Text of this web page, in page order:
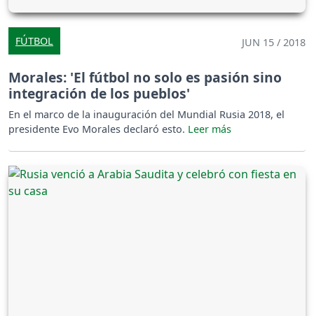
FÚTBOL JUN 15 / 2018
Morales: 'El fútbol no solo es pasión sino
integración de los pueblos'
En el marco de la inauguración del Mundial Rusia 2018, el
presidente Evo Morales declaró esto.